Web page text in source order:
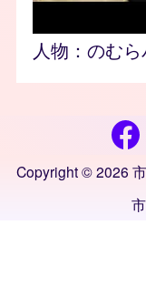
人物： のむ
Copyright © 2026